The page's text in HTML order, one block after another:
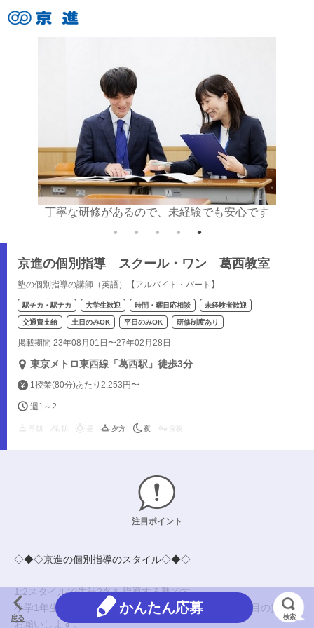
丁寧な研修があるので、未経験でも安心です
京進の個別指導 スクール・ワン 葛西教室
塾の個別指導の講師（英語）【アルバイト・パート】
駅チカ・駅ナカ 大学生歓迎 時間・曜日応相談 未経験者歓迎
交通費支給 土日のみOK 平日のみOK 研修制度あり
掲載期間 23年08月01日〜27年02月28日
東京メトロ東西線「葛西駅」徒歩3分
1授業(80分)あたり2,253円〜
週1～2
夕方 夜 深夜
注目ポイント
◇◆◇京進の個別指導のスタイル◇◆◇
1:2スタイルで生徒2名を指導する塾です。
小学1年生～高校3年生にあなたの得意な英語・文系科目の指導を
お願いします。
戻る
かんたん応募
検索